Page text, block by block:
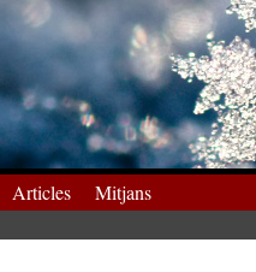
Articles Mitjans